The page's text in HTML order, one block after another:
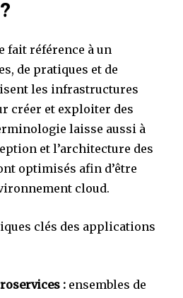
fait référence à un
de pratiques et de
les infrastructures
créer et exploiter des
laisse aussi à
et l’architecture des
optimisés afin d’être
cloud.
clés des applications
: ensembles de